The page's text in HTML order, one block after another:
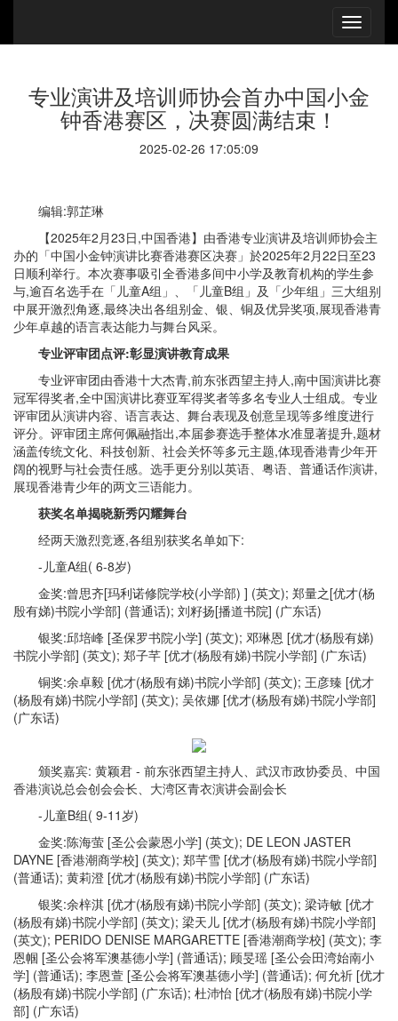
专业演讲及培训师协会首办中国小金
钟香港赛区，决赛圆满结束！
2025-02-26 17:05:09
编辑:郭芷琳
【2025年2月23日,中国香港】由香港专业演讲及培训师协会主
办的「中国小金钟演讲比赛香港赛区决赛」於2025年2月22日至23
日顺利举行。本次赛事吸引全香港多间中小学及教育机构的学生参
与,逾百名选手在「儿童A组」、「儿童B组」及「少年组」三大组别
中展开激烈角逐,最终决出各组别金、银、铜及优异奖项,展现香港青
少年卓越的语言表达能力与舞台风采。
专业评审团点评:彰显演讲教育成果
专业评审团由香港十大杰青,前东张西望主持人,南中国演讲比赛
冠军得奖者,全中国演讲比赛亚军得奖者等多名专业人士组成。专业
评审团从演讲内容、语言表达、舞台表现及创意呈现等多维度进行
评分。评审团主席何佩融指出,本届参赛选手整体水准显著提升,题材
涵盖传统文化、科技创新、社会关怀等多元主题,体现香港青少年开
阔的视野与社会责任感。选手更分别以英语、粤语、普通话作演讲,
展现香港青少年的两文三语能力。
获奖名单揭晓新秀闪耀舞台
经两天激烈竞逐,各组别获奖名单如下:
-儿童A组( 6-8岁)
金奖:曾思齐[玛利诺修院学校(小学部) ] (英文); 郑量之[优才(杨
殷有娣)书院小学部] (普通话); 刘籽扬[播道书院] (广东话)
银奖:邱培峰 [圣保罗书院小学] (英文); 邓琳恩 [优才(杨殷有娣)
书院小学部] (英文); 郑子芊 [优才(杨殷有娣)书院小学部] (广东话)
铜奖:余卓毅 [优才(杨殷有娣)书院小学部] (英文); 王彦臻 [优才
(杨殷有娣)书院小学部] (英文); 吴依娜 [优才(杨殷有娣)书院小学部]
(广东话)
颁奖嘉宾: 黄颖君 - 前东张西望主持人、武汉市政协委员、中国
香港演说总会创会会长、大湾区青衣演讲会副会长
-儿童B组( 9-11岁)
金奖:陈海萤 [圣公会蒙恩小学] (英文); DE LEON JASTER
DAYNE [香港潮商学校] (英文); 郑芊雪 [优才(杨殷有娣)书院小学部]
(普通话); 黄莉澄 [优才(杨殷有娣)书院小学部] (广东话)
银奖:余梓淇 [优才(杨殷有娣)书院小学部] (英文); 梁诗敏 [优才
(杨殷有娣)书院小学部] (英文); 梁天儿 [优才(杨殷有娣)书院小学部]
(英文); PERIDO DENISE MARGARETTE [香港潮商学校] (英文); 李
恩帼 [圣公会将军澳基德小学] (普通话); 顾旻瑶 [圣公会田湾始南小
学] (普通话); 李恩萱 [圣公会将军澳基德小学] (普通话); 何允祈 [优才
(杨殷有娣)书院小学部] (广东话); 杜沛怡 [优才(杨殷有娣)书院小学
部] (广东话)